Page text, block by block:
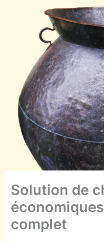
Solution de
complet